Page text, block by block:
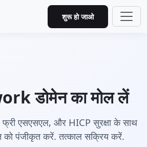
शुरू हो जाओ
डोमेन का मोल लें
फ्री एसएसएल, और HICP सुरक्षा के साथ
पंजीकृत करें. तत्काल सक्रिय करें.